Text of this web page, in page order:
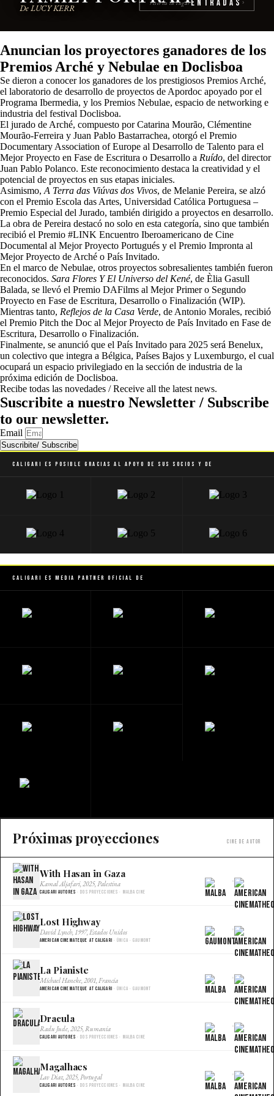
De LUCY KERR
reserva tu lugarEntradas ›
Anuncian los proyectores ganadores de los
Premios Arché y Nebulae en Doclisboa
Se dieron a conocer los ganadores de los prestigiosos Premios Arché,
el laboratorio de desarrollo de proyectos de Apordoc apoyado por el
Programa Ibermedia, y los Premios Nebulae, espacio de networking e
industria del festival Doclisboa.
El jurado de Arché, compuesto por Catarina Mourão, Clémentine
Mourão-Ferreira y Juan Pablo Bastarrachea, otorgó el Premio
Documentary Association of Europe al Desarrollo de Talento para el
Mejor Proyecto en Fase de Escritura o Desarrollo a Ruído, del director
Juan Pablo Polanco. Este reconocimiento destaca la creatividad y el
potencial de proyectos en sus etapas iniciales.
Asimismo, A Terra das Viúvas dos Vivos, de Melanie Pereira, se alzó
con el Premio Escola das Artes, Universidad Católica Portuguesa –
Premio Especial del Jurado, también dirigido a proyectos en desarrollo.
La obra de Pereira destacó no solo en esta categoría, sino que también
recibió el Premio #LINK Encuentro Iberoamericano de Cine
Documental al Mejor Proyecto Portugués y el Premio Impronta al
Mejor Proyecto de Arché o País Invitado.
En el marco de Nebulae, otros proyectos sobresalientes también fueron
reconocidos. Sara Flores Y El Universo del Kené, de Èlia Gasull
Balada, se llevó el Premio DAFilms al Mejor Primer o Segundo
Proyecto en Fase de Escritura, Desarrollo o Finalización (WIP).
Mientras tanto, Reflejos de la Casa Verde, de Antonio Morales, recibió
el Premio Pitch the Doc al Mejor Proyecto de País Invitado en Fase de
Escritura, Desarrollo o Finalización.
Finalmente, se anunció que el País Invitado para 2025 será Benelux,
un colectivo que integra a Bélgica, Países Bajos y Luxemburgo, el cual
ocupará un espacio privilegiado en la sección de industria de la
próxima edición de Doclisboa.
Recibe todas las novedades / Receive all the latest news.
Suscribite a nuestro Newsletter / Subscribe
to our newsletter.
Email
Suscribite/ Subscribe
Caligari es posible gracias al apoyo de sus socios y de
Caligari es Media Partner Oficial de
Próximas proyecciones Cine de autor
With Hasan in Gaza
Kamal Aljafari, 2025, Palestina
Caligari Autores · Dos proyecciones · Malba Cine
×
Lost Highway
David Lynch, 1997, Estados Unidos
American Cinemateque at Caligari · Única · Gaumont
×
La Pianiste
Michael Haneke, 2001, Francia
American Cinemateque at Caligari · Única · Gaumont
×
Dracula
Radu Jude, 2025, Rumania
Caligari Autores · Dos proyecciones · Malba Cine
×
Magalhaes
Lav Diaz, 2025, Portugal
Caligari Autores · Dos proyecciones · Malba Cine
×